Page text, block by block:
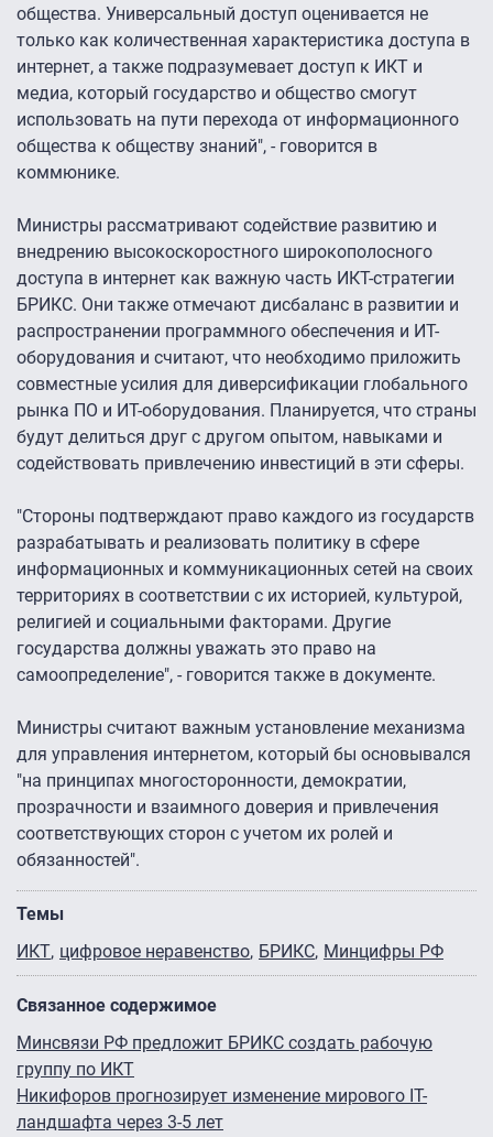
общества. Универсальный доступ оценивается не
только как количественная характеристика доступа в
интернет, а также подразумевает доступ к ИКТ и
медиа, который государство и общество смогут
использовать на пути перехода от информационного
общества к обществу знаний", - говорится в
коммюнике.
Министры рассматривают содействие развитию и
внедрению высокоскоростного широкополосного
доступа в интернет как важную часть ИКТ-стратегии
БРИКС. Они также отмечают дисбаланс в развитии и
распространении программного обеспечения и ИТ-
оборудования и считают, что необходимо приложить
совместные усилия для диверсификации глобального
рынка ПО и ИТ-оборудования. Планируется, что страны
будут делиться друг с другом опытом, навыками и
содействовать привлечению инвестиций в эти сферы.
"Стороны подтверждают право каждого из государств
разрабатывать и реализовать политику в сфере
информационных и коммуникационных сетей на своих
территориях в соответствии с их историей, культурой,
религией и социальными факторами. Другие
государства должны уважать это право на
самоопределение", - говорится также в документе.
Министры считают важным установление механизма
для управления интернетом, который бы основывался
"на принципах многосторонности, демократии,
прозрачности и взаимного доверия и привлечения
соответствующих сторон с учетом их ролей и
обязанностей".
Темы
ИКТ цифровое неравенство БРИКС Минцифры РФ
Связанное содержимое
Минсвязи РФ предложит БРИКС создать рабочую
группу по ИКТ
Никифоров прогнозирует изменение мирового IT-
ландшафта через 3-5 лет